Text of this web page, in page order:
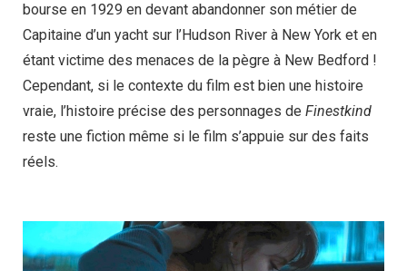
bourse en 1929 en devant abandonner son métier de
Capitaine d’un yacht sur l’Hudson River à New York et en
étant victime des menaces de la pègre à New Bedford !
Cependant, si le contexte du film est bien une histoire
vraie, l’histoire précise des personnages de Finestkind
reste une fiction même si le film s’appuie sur des faits
réels.